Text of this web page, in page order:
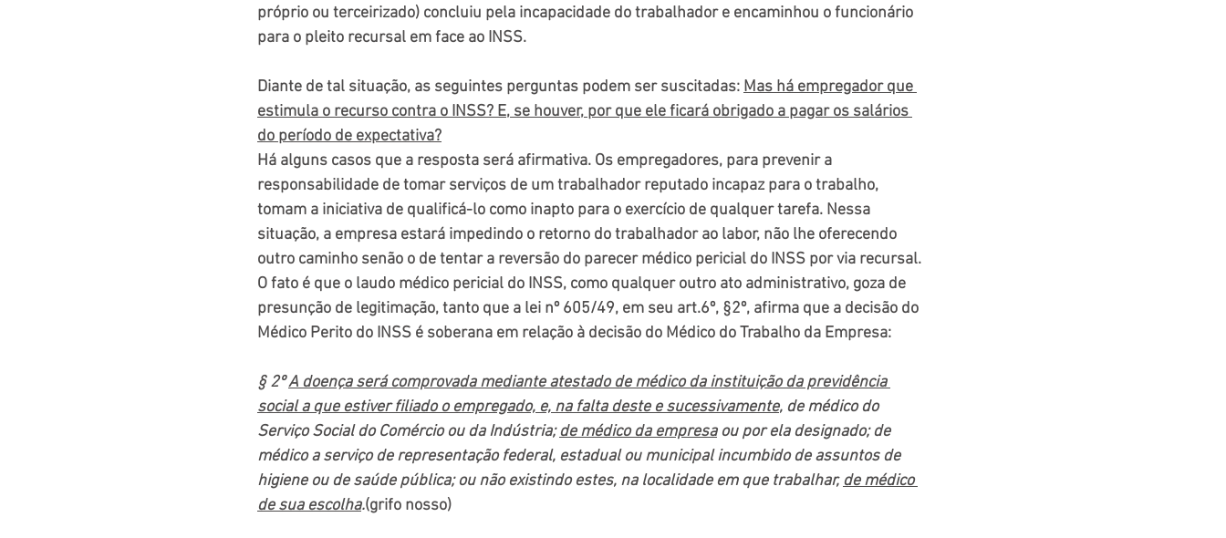
próprio ou terceirizado) concluiu pela incapacidade do trabalhador e encaminhou o funcionário
para o pleito recursal em face ao INSS.
Diante de tal situação, as seguintes perguntas podem ser suscitadas: Mas há empregador que
estimula o recurso contra o INSS? E, se houver, por que ele ficará obrigado a pagar os salários
do período de expectativa?
Há alguns casos que a resposta será afirmativa. Os empregadores, para prevenir a
responsabilidade de tomar serviços de um trabalhador reputado incapaz para o trabalho,
tomam a iniciativa de qualificá-lo como inapto para o exercício de qualquer tarefa. Nessa
situação, a empresa estará impedindo o retorno do trabalhador ao labor, não lhe oferecendo
outro caminho senão o de tentar a reversão do parecer médico pericial do INSS por via recursal.
O fato é que o laudo médico pericial do INSS, como qualquer outro ato administrativo, goza de
presunção de legitimação, tanto que a lei nº 605/49, em seu art.6º, §2º, afirma que a decisão do
Médico Perito do INSS é soberana em relação à decisão do Médico do Trabalho da Empresa:
§ 2º A doença será comprovada mediante atestado de médico da instituição da previdência
social a que estiver filiado o empregado, e, na falta deste e sucessivamente, de médico do
Serviço Social do Comércio ou da Indústria; de médico da empresa ou por ela designado; de
médico a serviço de representação federal, estadual ou municipal incumbido de assuntos de
higiene ou de saúde pública; ou não existindo estes, na localidade em que trabalhar, de médico
de sua escolha.(grifo nosso)